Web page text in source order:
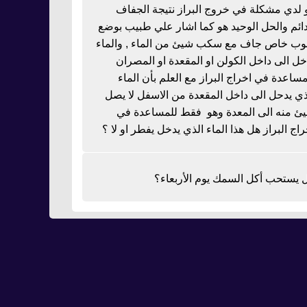
لدي مشكلة في خروج البراز نتيجة الجفاف
والحل الوحيد هو كما اشار علي طبيب بوضع
خاص جاف مع سكب شيئ من الماء , والماء
الى داخل الكولن او المقعدة او المصران
في اخراج البراز مع العلم بأن الماء
يدحل الى داخل المقعدة من الاسفل لا يصل
منه الى المعدة وهو فقط للمساعدة في
البراز هل هذا الماء الذي يدخل يفطر او لا ؟
يستحب أكل السمك يوم الأربعاء؟